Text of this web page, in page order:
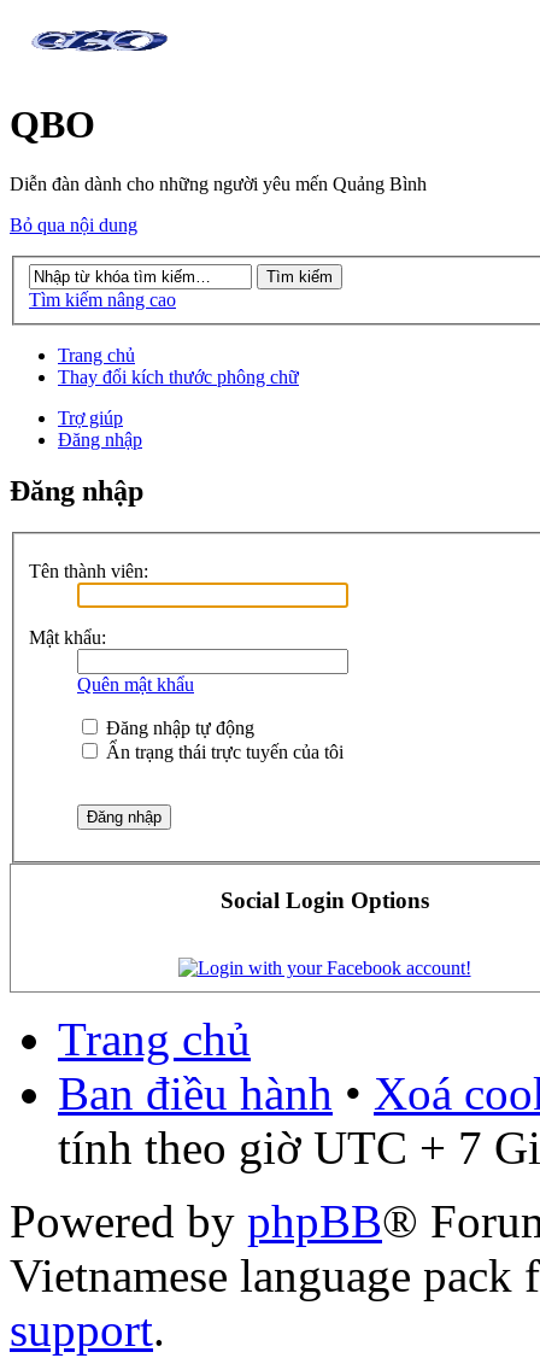
QBO
Diễn đàn dành cho những người yêu mến Quảng Bình
Bỏ qua nội dung
Tìm kiếm nâng cao
Trang chủ
Thay đổi kích thước phông chữ
Trợ giúp
Đăng nhập
Đăng nhập
Tên thành viên:
Mật khẩu:
Quên mật khẩu
Đăng nhập tự động
Ẩn trạng thái trực tuyến của tôi
Social Login Options
Trang chủ
Ban điều hành • Xoá
tính theo giờ UTC + 7
Powered by phpBB®
Vietnamese language
support.